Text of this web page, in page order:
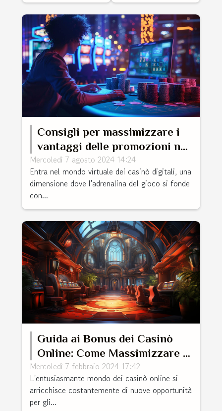
Consigli per massimizzare i
vantaggi delle promozioni nei
casinò digitali
Mercoledì 7 agosto 2024 14:24
Entra nel mondo virtuale dei casinò digitali, una
dimensione dove l'adrenalina del gioco si fonde
con...
Guida ai Bonus dei Casinò
Online: Come Massimizzare le
Vincite con i Bonus di
Benvenuto
Mercoledì 7 febbraio 2024 17:42
L'entusiasmante mondo dei casinò online si
arricchisce costantemente di nuove opportunità
per gli...